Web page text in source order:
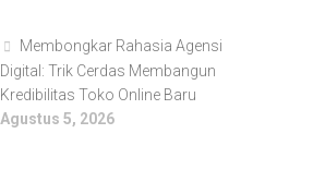
Membongkar Rahasia Agensi
Digital: Trik Cerdas Membangun
Kredibilitas Toko Online Baru
Agustus 5, 2026